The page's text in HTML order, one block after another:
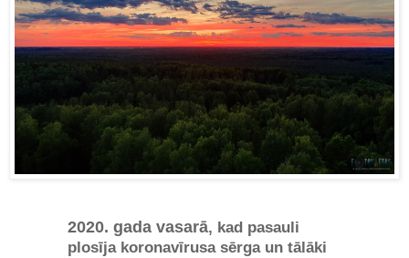
2020. gada vasarā, kad pasauli
plosīja koronavīrusa sērga un tālāki